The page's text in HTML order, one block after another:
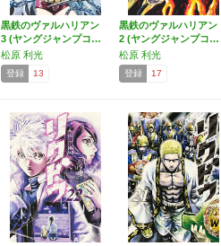
黒鉄のヴァルハリアン
3 (ヤングジャンプコ…
松原 利光
登録 13
黒鉄のヴァルハリアン
2 (ヤングジャンプコ…
松原 利光
登録 17